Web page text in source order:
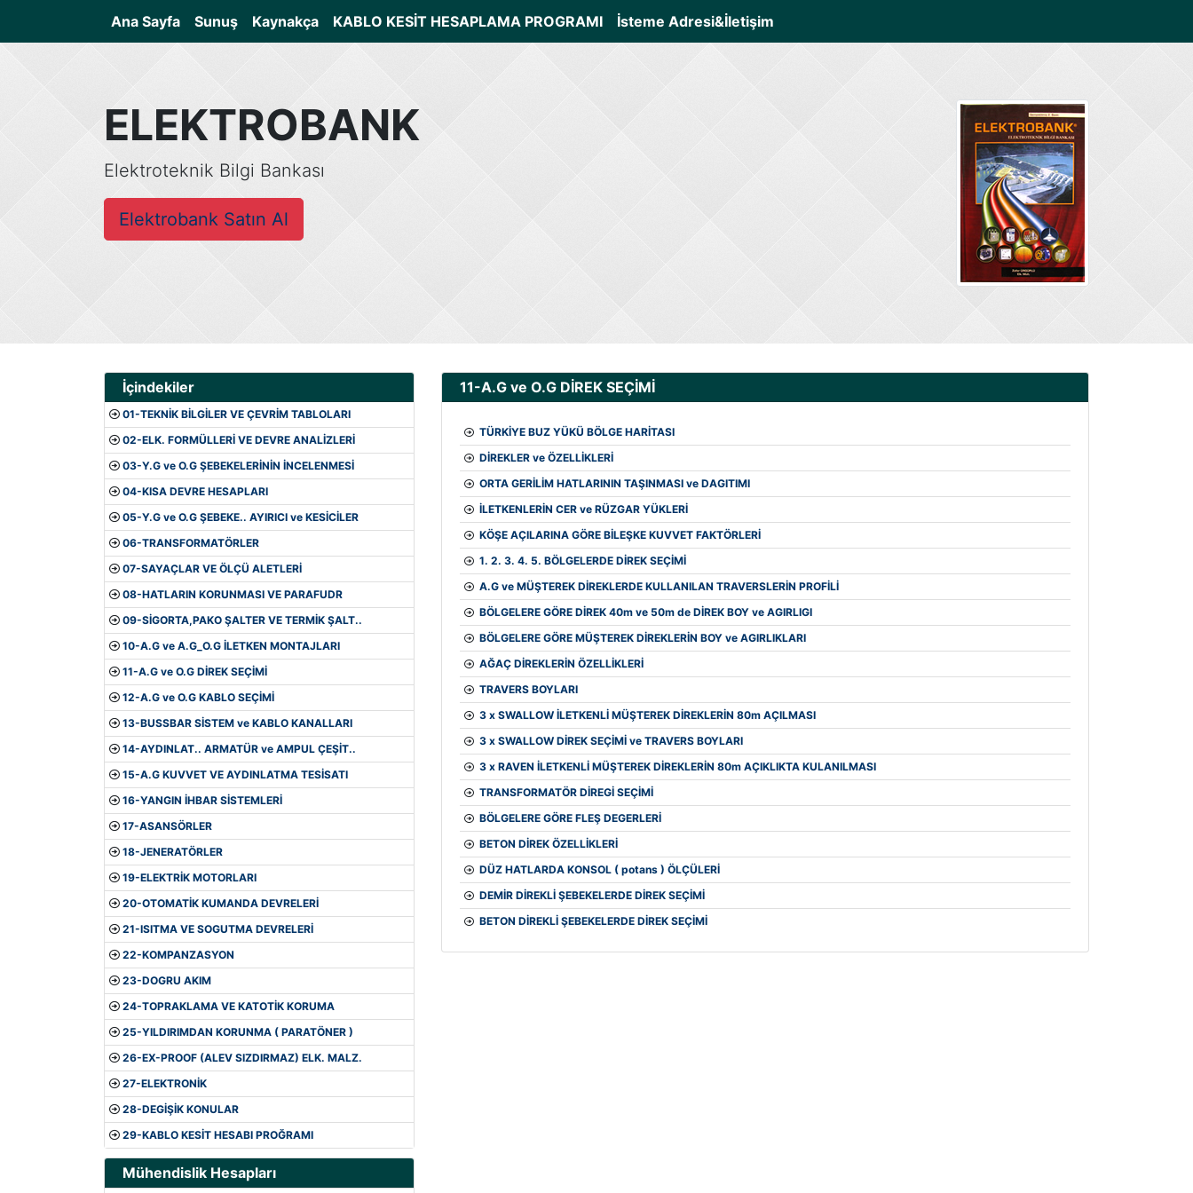
Ana Sayfa(current)
Sunuş Kaynakça KABLO KESİT HESAPLAMA PROGRAMI İsteme Adresi&İletişim
ELEKTROBANK
Elektroteknik Bilgi Bankası
Elektrobank Satın Al
İçindekiler
01-TEKNİK BİLGİLER VE ÇEVRİM TABLOLARI
02-ELK. FORMÜLLERİ VE DEVRE ANALİZLERİ
03-Y.G ve O.G ŞEBEKELERİNİN İNCELENMESİ
04-KISA DEVRE HESAPLARI
05-Y.G ve O.G ŞEBEKE.. AYIRICI ve KESİCİLER
06-TRANSFORMATÖRLER
07-SAYAÇLAR VE ÖLÇÜ ALETLERİ
08-HATLARIN KORUNMASI VE PARAFUDR
09-SİGORTA,PAKO ŞALTER VE TERMİK ŞALT..
10-A.G ve A.G_O.G İLETKEN MONTAJLARI
11-A.G ve O.G DİREK SEÇİMİ
12-A.G ve O.G KABLO SEÇİMİ
13-BUSSBAR SİSTEM ve KABLO KANALLARI
14-AYDINLAT.. ARMATÜR ve AMPUL ÇEŞİT..
15-A.G KUVVET VE AYDINLATMA TESİSATI
16-YANGIN İHBAR SİSTEMLERİ
17-ASANSÖRLER
18-JENERATÖRLER
19-ELEKTRİK MOTORLARI
20-OTOMATİK KUMANDA DEVRELERİ
21-ISITMA VE SOGUTMA DEVRELERİ
22-KOMPANZASYON
23-DOGRU AKIM
24-TOPRAKLAMA VE KATOTİK KORUMA
25-YILDIRIMDAN KORUNMA ( PARATÖNER )
26-EX-PROOF (ALEV SIZDIRMAZ) ELK. MALZ.
27-ELEKTRONİK
28-DEGİŞİK KONULAR
29-KABLO KESİT HESABI PROĞRAMI
Mühendislik Hesapları
11-A.G ve O.G DİREK SEÇİMİ
TÜRKİYE BUZ YÜKÜ BÖLGE HARİTASI
DİREKLER ve ÖZELLİKLERİ
ORTA GERİLİM HATLARININ TAŞINMASI ve DAGITIMI
İLETKENLERİN CER ve RÜZGAR YÜKLERİ
KÖŞE AÇILARINA GÖRE BİLEŞKE KUVVET FAKTÖRLERİ
1. 2. 3. 4. 5. BÖLGELERDE DİREK SEÇİMİ
A.G ve MÜŞTEREK DİREKLERDE KULLANILAN TRAVERSLERİN PROFİLİ
BÖLGELERE GÖRE DİREK 40m ve 50m de DİREK BOY ve AGIRLIGI
BÖLGELERE GÖRE MÜŞTEREK DİREKLERİN BOY ve AGIRLIKLARI
AĞAÇ DİREKLERİN ÖZELLİKLERİ
TRAVERS BOYLARI
3 x SWALLOW İLETKENLİ MÜŞTEREK DİREKLERİN 80m AÇILMASI
3 x SWALLOW DİREK SEÇİMİ ve TRAVERS BOYLARI
3 x RAVEN İLETKENLİ MÜŞTEREK DİREKLERİN 80m AÇIKLIKTA KULANILMASI
TRANSFORMATÖR DİREGİ SEÇİMİ
BÖLGELERE GÖRE FLEŞ DEGERLERİ
BETON DİREK ÖZELLİKLERİ
DÜZ HATLARDA KONSOL ( potans ) ÖLÇÜLERİ
DEMİR DİREKLİ ŞEBEKELERDE DİREK SEÇİMİ
BETON DİREKLİ ŞEBEKELERDE DİREK SEÇİMİ